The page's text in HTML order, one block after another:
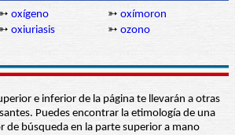
➳ oxígeno ➳ oxímoron
➳ oxiuriasis ➳ ozono
e inferior de la página te llevarán a otras
Puedes encontrar la etimología de una
de búsqueda en la parte superior a mano